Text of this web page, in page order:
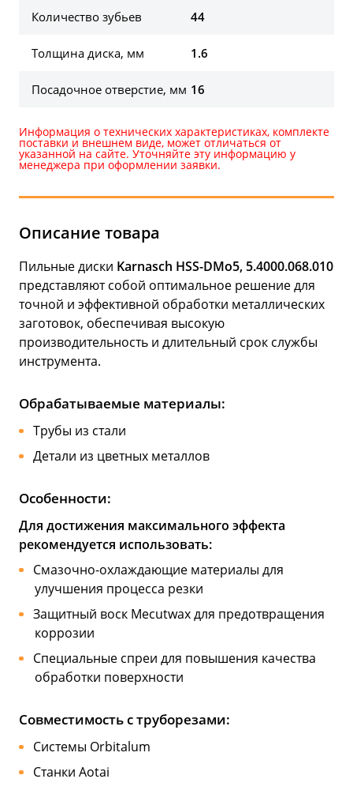
Количество зубьев 44
Толщина диска, мм 1.6
Посадочное отверстие, мм 16
Информация о технических характеристиках, комплекте
поставки и внешнем виде, может отличаться от
указанной на сайте. Уточняйте эту информацию у
менеджера при оформлении заявки.
Описание товара
Пильные диски Karnasch HSS-DMo5, 5.4000.068.010
представляют собой оптимальное решение для
точной и эффективной обработки металлических
заготовок, обеспечивая высокую
производительность и длительный срок службы
инструмента.
Обрабатываемые материалы:
Трубы из стали
Детали из цветных металлов
Особенности:
Для достижения максимального эффекта
рекомендуется использовать:
Смазочно-охлаждающие материалы для
улучшения процесса резки
Защитный воск Mecutwax для предотвращения
коррозии
Специальные спреи для повышения качества
обработки поверхности
Совместимость с труборезами:
Системы Orbitalum
Станки Aotai